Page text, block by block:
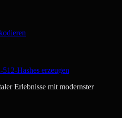
Hashes erzeugen
Erlebnisse mit modernster